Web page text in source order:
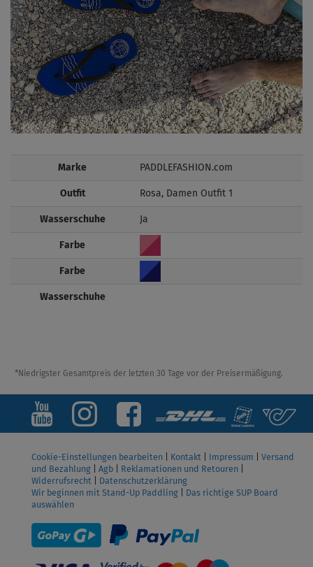
Marke PADDLEFASHION.com
Outfit Rosa, Damen Outfit 1
Wasserschuhe Ja
Farbe
Farbe
Wasserschuhe
*Niedrigster Gesamtpreis der letzten 30 Tage vor der Preisermäßigung.
Cookie-Einstellungen bearbeiten Kontakt Impressum
Versand
und Bezahlung
Agb Reklamationen und Retouren
Widerrufsrecht
Datenschutzerklärung
Wir beginnen mit Stand-Up Paddling
Das richtige SUP Board
auswählen